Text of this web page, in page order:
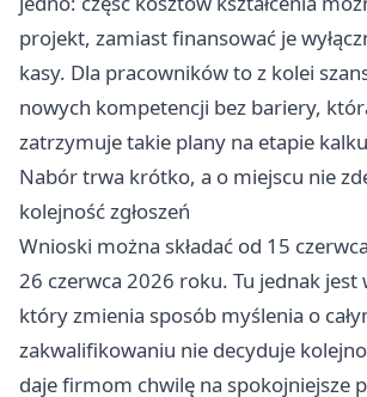
projekt, zamiast finansować je
kasy. Dla pracowników to z kolei
nowych kompetencji bez bariery,
zatrzymuje takie plany na etapie
Nabór trwa krótko, a o miejscu nie
kolejność zgłoszeń
Wnioski można składać od 15
26 czerwca 2026 roku. Tu jednak jest
który zmienia sposób myślenia o
zakwalifikowaniu nie decyduje
daje firmom chwilę na spokojniejsze